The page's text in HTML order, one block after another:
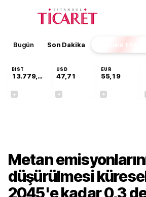
Bugün Son Dakika Finans
BIST
13.779,39
USD
47,71
EUR
55,19
Metan
düşürülmesi küresel
2045'e kadar 0,3